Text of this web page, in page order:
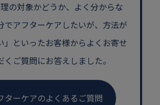
理の対象かどうか、よく分からな
でアフターケアしたいが、方法が
」といったお客様からよくお寄せ
くご質問にお答えしました。
ターケアのよくあるご質問